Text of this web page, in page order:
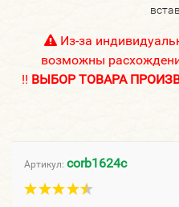
Из-за
возможны
!! ВЫБОР ТОВАРА
Артикул: corb1624c